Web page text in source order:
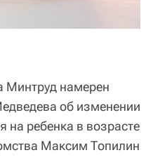
Минтруд намерен
об изменении
на ребенка в возрасте
Максим Топилин